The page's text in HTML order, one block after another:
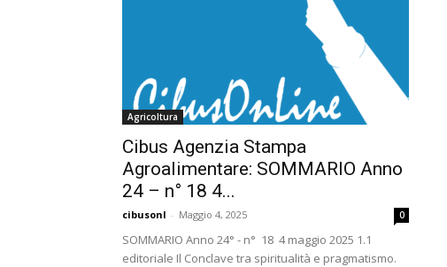
Agricoltura
Cibus Agenzia Stampa
Agroalimentare: SOMMARIO Anno
24 – n° 18 4...
cibusonl - Maggio 4, 2025 0
SOMMARIO Anno 24° - n° 18 4 maggio 2025 1.1
editoriale Il Conclave tra spiritualità e pragmatismo.